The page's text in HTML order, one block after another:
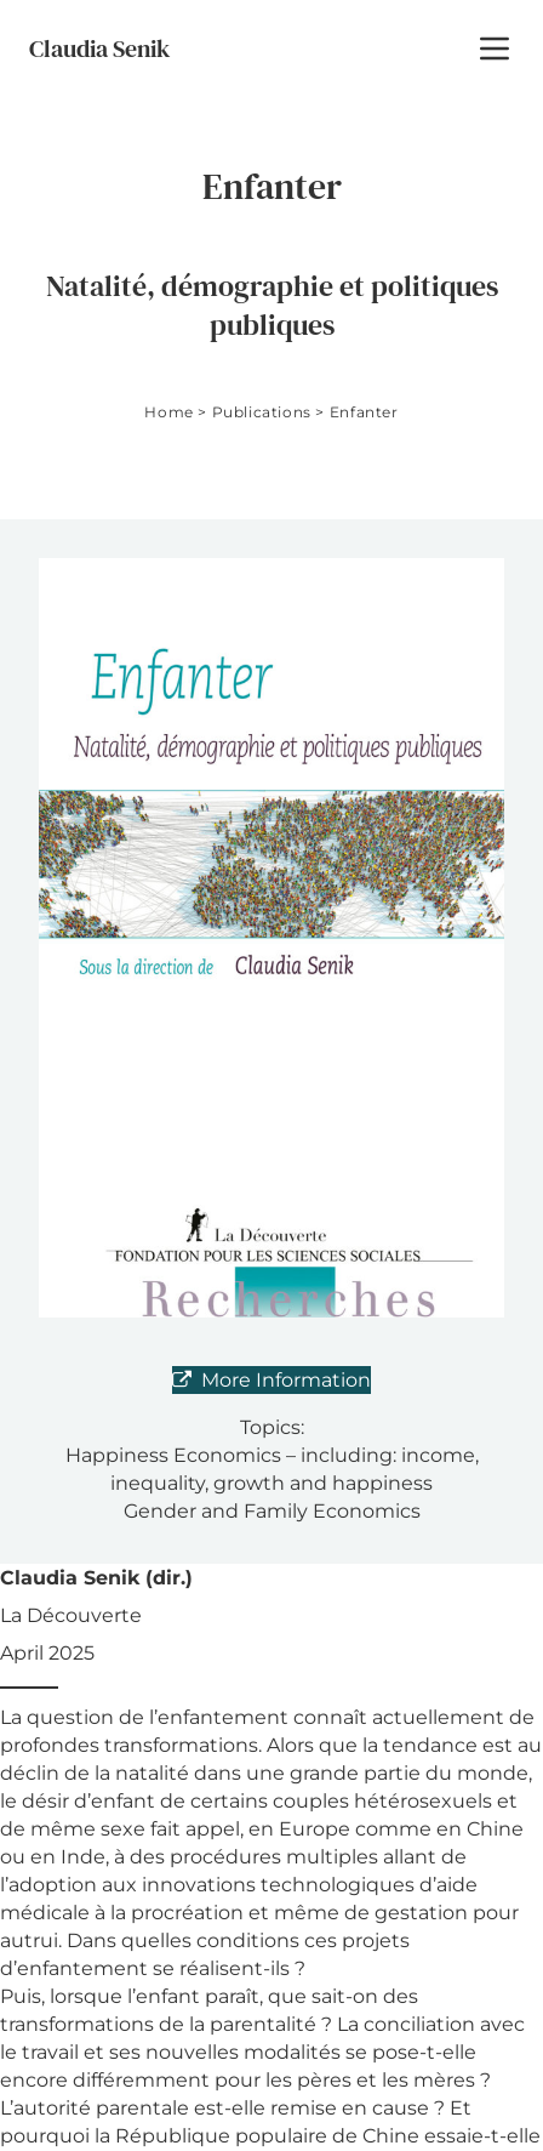
Claudia Senik
Enfanter
Natalité, démographie et politiques
publiques
Home > Publications > Enfanter
More Information
Topics:
Happiness Economics – including: income,
inequality, growth and happiness
Gender and Family Economics
Claudia Senik (dir.)
La Découverte
April 2025
La question de l’enfantement connaît actuellement de
profondes transformations. Alors que la tendance est au
déclin de la natalité dans une grande partie du monde,
le désir d’enfant de certains couples hétérosexuels et
de même sexe fait appel, en Europe comme en Chine
ou en Inde, à des procédures multiples allant de
l’adoption aux innovations technologiques d’aide
médicale à la procréation et même de gestation pour
autrui. Dans quelles conditions ces projets
d’enfantement se réalisent-ils ?
Puis, lorsque l’enfant paraît, que sait-on des
transformations de la parentalité ? La conciliation avec
le travail et ses nouvelles modalités se pose-t-elle
encore différemment pour les pères et les mères ?
L’autorité parentale est-elle remise en cause ? Et
pourquoi la République populaire de Chine essaie-t-elle